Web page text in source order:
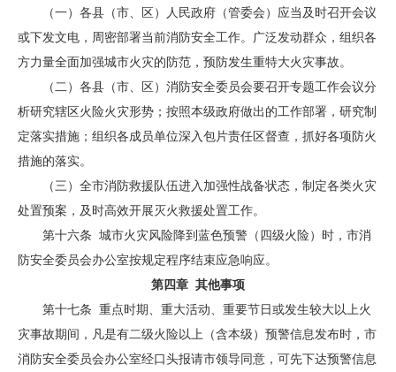
（一）各县（市、区）人民政府（管委会）应当及时召开会议
或下发文电，周密部署当前消防安全工作。广泛发动群众，组织各
方力量全面加强城市火灾的防范，预防发生重特大火灾事故。
（二）各县（市、区）消防安全委员会要召开专题工作会议分
析研究辖区火险火灾形势；按照本级政府做出的工作部署，研究制
定落实措施；组织各成员单位深入包片责任区督查，抓好各项防火
措施的落实。
（三）全市消防救援队伍进入加强性战备状态，制定各类火灾
处置预案，及时高效开展灭火救援处置工作。
第十六条 城市火灾风险降到蓝色预警（四级火险）时，市消
防安全委员会办公室按规定程序结束应急响应。
第四章 其他事项
第十七条 重点时期、重大活动、重要节日或发生较大以上火
灾事故期间，凡是有二级火险以上（含本级）预警信息发布时，市
消防安全委员会办公室经口头报请市领导同意，可先下达预警信息